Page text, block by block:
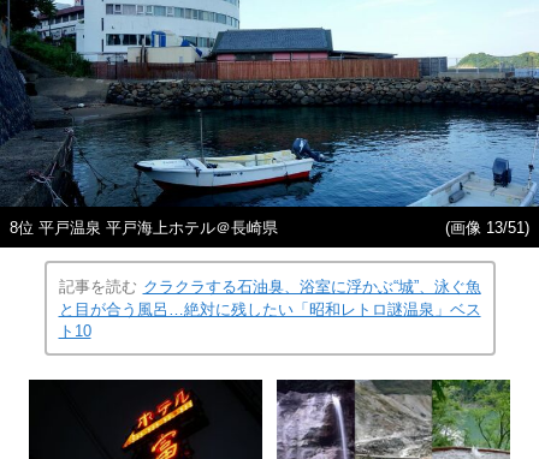
8位 平戸温泉 平戸海上ホテル＠長崎県 (画像 13/51)
記事を読む クラクラする石油臭、浴室に浮かぶ“城”、泳ぐ魚
と目が合う風呂…絶対に残したい「昭和レトロ謎温泉」ベス
ト10